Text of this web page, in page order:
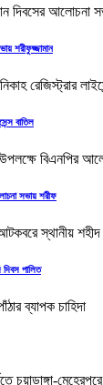
শরীফুজ্জামান
বাতিল
সভায় শরীফ
দিবস পালিত